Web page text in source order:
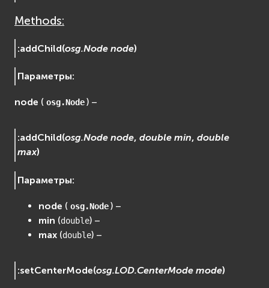
osgParticle
osgText
Физика (Physics)
Фаиловая система (File System)
fs
Сеть (Network)
EVremoted
Methods:
:addChild(osg.Node node)
Параметры:
node ( osg.Node ) –
:addChild(osg.Node node,double min,double
max)
Параметры:
node ( osg.Node ) –
min (double) –
max (double) –
:setCenterMode(osg.LOD.CenterMode mode)